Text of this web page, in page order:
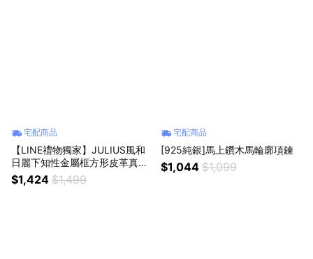
宅配商品
【LINE禮物獨家】JULIUS風和
日麗下知性金屬框方形皮革真皮
手錶(雙色可選)｜贈手錶禮盒
$1,424 $1,499
宅配商品
[925純銀]馬上鑽木馬輪廓項鍊
$1,044 $1,099